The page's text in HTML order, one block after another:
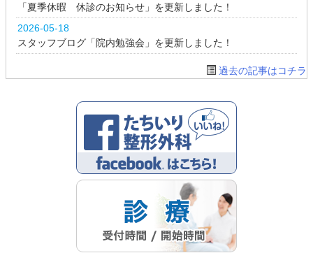
「夏季休暇 休診のお知らせ」を更新しました！
2026-05-18
スタッフブログ「院内勉強会」を更新しました！
過去の記事はコチラ